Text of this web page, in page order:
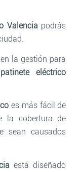
Valenciapodrás
la gestión para
eléctrico
es más fácil de
la cobertura de
sean causados
está diseñado